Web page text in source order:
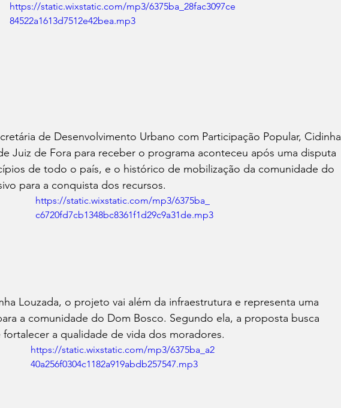
https://static.wixstatic.com/mp3/6375ba_28fac3097ce
84522a1613d7512e42bea.mp3
de Desenvolvimento Urbano com Participação Popular, Cidinha
Juiz de Fora para receber o programa aconteceu após uma disputa
de todo o país, e o histórico de mobilização da comunidade do
para a conquista dos recursos.
https://static.wixstatic.com/mp3/6375ba_
c6720fd7cb1348bc8361f1d29c9a31de.mp3
Louzada, o projeto vai além da infraestrutura e representa uma
a comunidade do Dom Bosco. Segundo ela, a proposta busca
fortalecer a qualidade de vida dos moradores.
https://static.wixstatic.com/mp3/6375ba_a2
40a256f0304c1182a919abdb257547.mp3